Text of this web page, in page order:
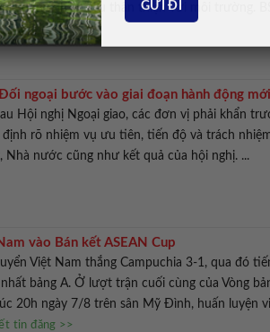
dòng nhiên liệu thân thiện với môi trường.
ngoại bước vào giai đoạn hành động mới
Hội nghị Ngoại giao, các đơn vị phải khẩn
rõ nhiệm vụ ưu tiên, tiến độ và trách
Nhà nước cũng như kết quả của hội nghị. ...
vào Bán kết ASEAN Cup
Việt Nam thắng Campuchia 3-1, qua đó
bảng A. Ở lượt trận cuối cùng của Vòng
20h ngày 7/8 trên sân Mỹ Đình, huấn luyện
tin đăng >>